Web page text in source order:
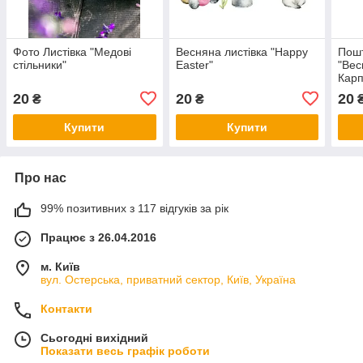
Фото Листівка "Медові
стільники"
20 ₴
Купити
Весняна листівка "Happy
Easter"
20₴
Купити
20
Про нас
99% позитивних з 117 відгуків за рік
Працює з 26.04.2016
м. Київ
вул. Остерська, приватний сектор, Київ, Україна
Контакти
Сьогодні вихідний
Показати весь графік роботи